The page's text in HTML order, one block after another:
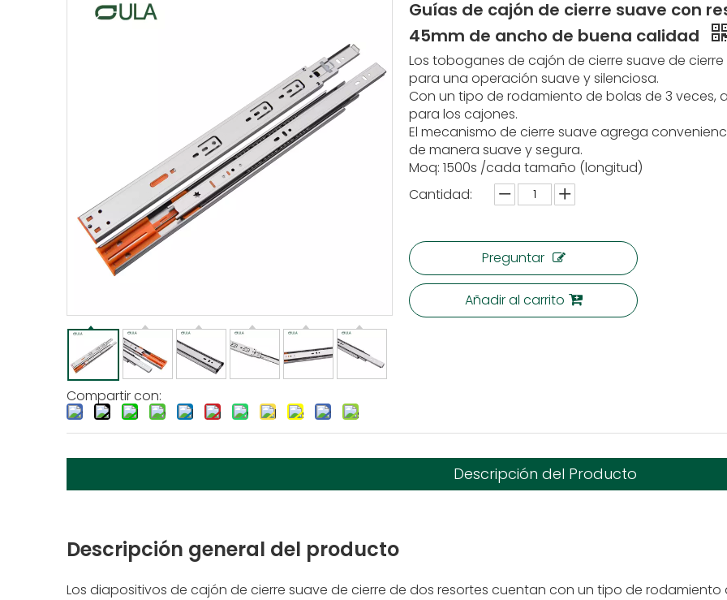
Compartir con:
Guías de cajón de cierre suave con
45mm de ancho de buena calidad
Los toboganes de cajón de cierre suave de
para una operación suave y silenciosa.
Con un tipo de rodamiento de bolas de 3 veces,
para los cajones.
El mecanismo de cierre suave agrega
de manera suave y segura.
Moq: 1500s /cada tamaño (longitud)
Cantidad:
Preguntar
Añadir al carrito
Descripción del Producto
Descripción general del producto
Los diapositivos de cajón de cierre suave de cierre de dos resortes cuentan con un tipo de